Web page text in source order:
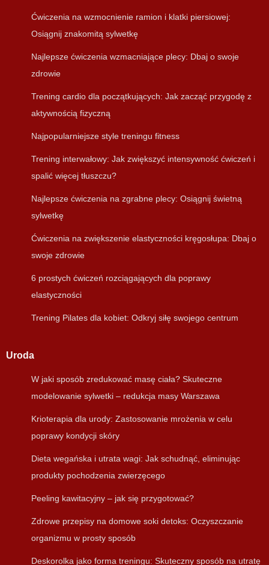
Ćwiczenia na wzmocnienie ramion i klatki piersiowej:
Osiągnij znakomitą sylwetkę
Najlepsze ćwiczenia wzmacniające plecy: Dbaj o swoje
zdrowie
Trening cardio dla początkujących: Jak zacząć przygodę z
aktywnością fizyczną
Najpopularniejsze style treningu fitness
Trening interwałowy: Jak zwiększyć intensywność ćwiczeń i
spalić więcej tłuszczu?
Najlepsze ćwiczenia na zgrabne plecy: Osiągnij świetną
sylwetkę
Ćwiczenia na zwiększenie elastyczności kręgosłupa: Dbaj o
swoje zdrowie
6 prostych ćwiczeń rozciągających dla poprawy
elastyczności
Trening Pilates dla kobiet: Odkryj siłę swojego centrum
Uroda
W jaki sposób zredukować masę ciała? Skuteczne
modelowanie sylwetki – redukcja masy Warszawa
Krioterapia dla urody: Zastosowanie mrożenia w celu
poprawy kondycji skóry
Dieta wegańska i utrata wagi: Jak schudnąć, eliminując
produkty pochodzenia zwierzęcego
Peeling kawitacyjny – jak się przygotować?
Zdrowe przepisy na domowe soki detoks: Oczyszczanie
organizmu w prosty sposób
Deskorolka jako forma treningu: Skuteczny sposób na utratę